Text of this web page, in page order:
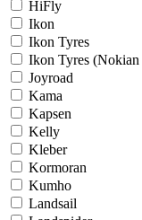
HiFly
Ikon
Ikon Tyres
Ikon Tyres (Nokian
Joyroad
Kama
Kapsen
Kelly
Kleber
Kormoran
Kumho
Landsail